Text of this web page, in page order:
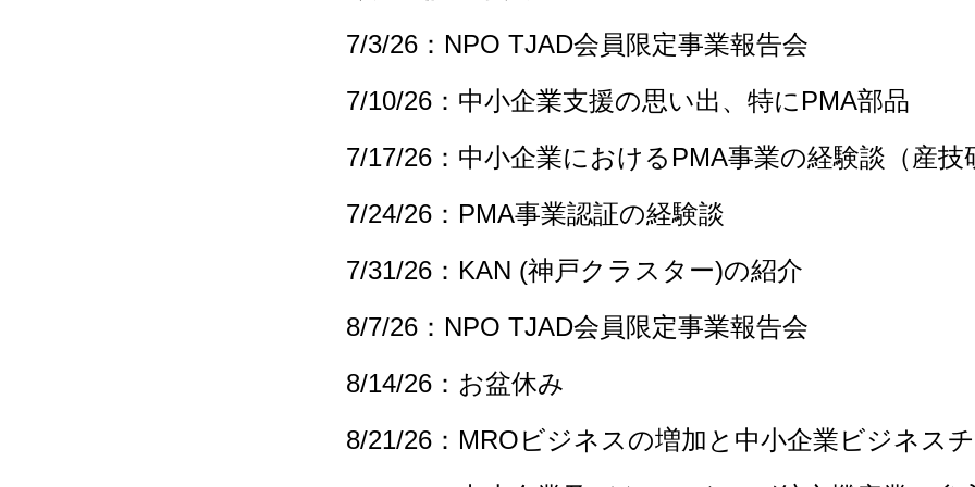
7/3/26 ： NPO TJAD会員限定事業報告会
7/10/26：中小企業支援の思い出、特にPMA部品
7/17/26：中小企業におけるPMA事業の経験談（産技
7/24/26：PMA事業認証の経験談
7/31/26：KAN (神戸クラスター)の紹介
8/7/26： NPO TJAD会員限定事業報告会
8/14/26：お盆休み
8/21/26：MROビジネスの増加と中小企業ビジネス